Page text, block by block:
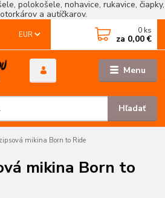
polokošele, nohavice, rukavice, čiapky,
a autíčkarov.
Menu
EUR
Hľadať
0 ks
za 0,00 €
mikina Born to Ride
mikina Born to